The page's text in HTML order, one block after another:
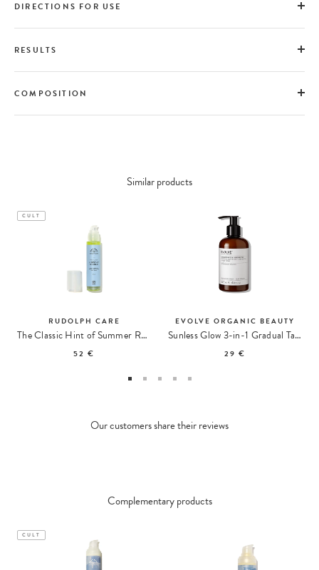
DIRECTIONS FOR USE
RESULTS
COMPOSITION
Similar products
CULT
RUDOLPH CARE
The Classic Hint of Summer Radiance Self-Tanner
52 €
EVOLVE ORGANIC BEAUTY
Sunless Glow 3-in-1 Gradual Tan Self-Tanner
29 €
Our customers share their reviews
Complementary products
CULT